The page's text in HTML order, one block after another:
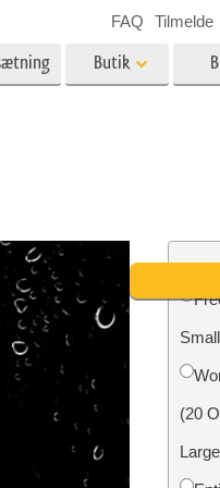
Foto restaurering
Butik
videooverlejringer
FAQ Tilmelde
(20